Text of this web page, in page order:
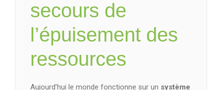
secours de
l’épuisement des
ressources
Aujourd’hui le monde fonctionne sur un système